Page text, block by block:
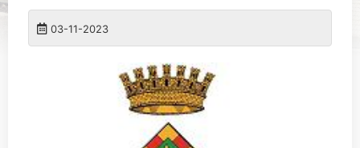
03-11-2023